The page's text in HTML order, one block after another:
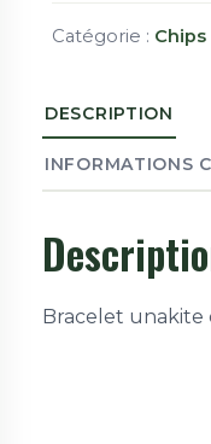
Catégorie : Chips
DESCRIPTION
INFORMATIONS
Bracelet unakite